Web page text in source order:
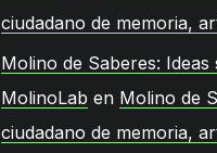
ciudadano de memoria,
Molino de Saberes: Ideas
MolinoLab en Molino de
ciudadano de memoria,